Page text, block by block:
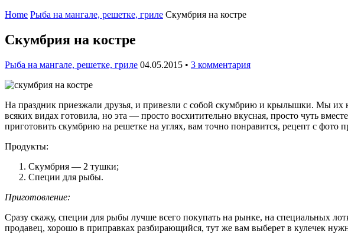
Home Рыба на мангале, решетке, гриле Скумбрия на костре
Скумбрия на костре
Рыба на мангале, решетке, гриле 04.05.2015 • 3 комментария
На праздник приезжали друзья, и привезли с собой скумбрию и крылышки. Мы их
всяких видах готовила, но эта — просто восхитительно вкусная, просто чуть
приготовить скумбрию на решетке на углях, вам точно понравится, рецепт с фото
Продукты:
Скумбрия — 2 тушки;
Специи для рыбы.
Приготовление:
Сразу скажу, специи для рыбы лучше всего покупать на рынке, на специальных
продавец, хорошо в приправках разбирающийся, тут же вам выберет в кулечек